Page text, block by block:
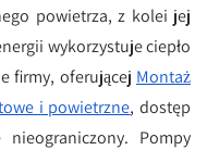
powietrza, z kolei jej
wykorzystuje ciepło
firmy, oferującej Montaż
i powietrzne, dostęp
Pompy